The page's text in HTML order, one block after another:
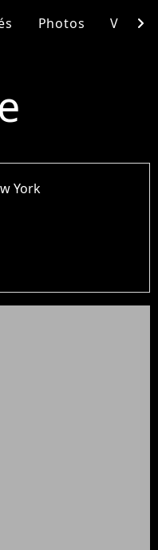
Photos Vidéos
chevron_right
York